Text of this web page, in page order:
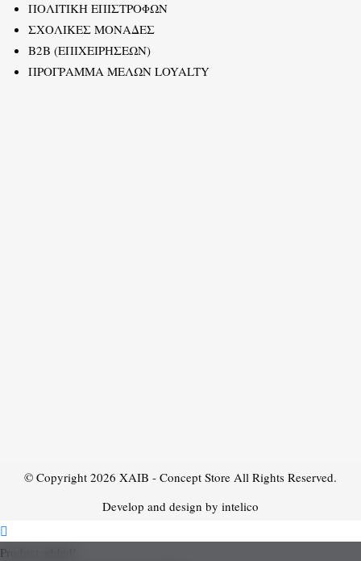
ΠΟΛΙΤΙΚΗ ΕΠΙΣΤΡΟΦΩΝ
ΣΧΟΛΙΚΕΣ ΜΟΝΑΔΕΣ
B2B (ΕΠΙΧΕΙΡΗΣΕΩΝ)
ΠΡΟΓΡΑΜΜΑ ΜΕΛΩΝ LOYALTY
© Copyright 2026 XAIB - Concept Store All Rights Reserved.
Develop and design by intelico
Product added!